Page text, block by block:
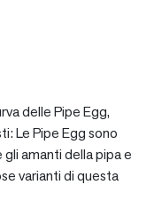
delle Pipe Egg,
Le Pipe Egg sono
amanti della pipa e
varianti di questa